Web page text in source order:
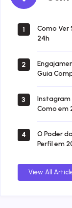
1
Como Ver
24h
2
Guia
3
Instagram
Como em
4
O Poder
Perfil em
View All